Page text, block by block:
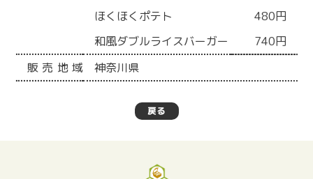
ほくほくポテト 480円
和風ダブルライスバーガー 740円
販売地域 神奈川県
戻る